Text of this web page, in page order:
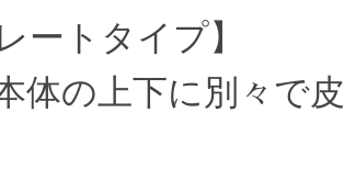
ートタイプ】
体の上下に別々で